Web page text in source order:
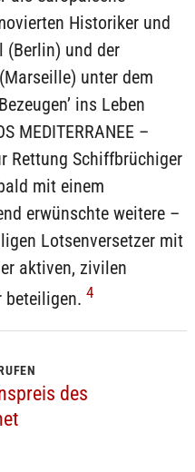
Historiker und
(Berlin) und der
unter dem
ins Leben
MEDITERRANEE –
Rettung Schiffbrüchiger
mit einem
erwünschte weitere –
Lotsenversetzer mit
aktiven, zivilen
beteiligen. 4
des